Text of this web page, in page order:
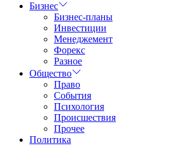
Бизнес
Бизнес-планы
Инвестиции
Менеджемент
Форекс
Разное
Общество
Право
События
Психология
Происшествия
Прочее
Политика